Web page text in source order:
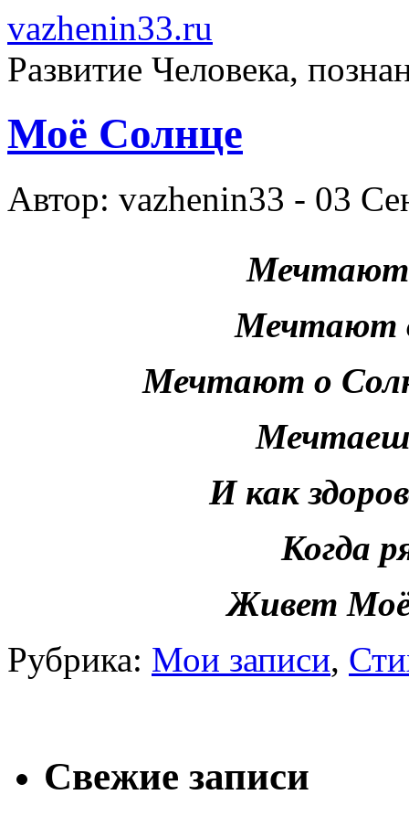
vazhenin33.ru
Развитие Человека,
Моё Солнце
Автор: vazhenin33 - 03
Мечтают
Мечтают
Мечтают о
И как
Когда
Живет
Рубрика: Мои записи,
Свежие записи